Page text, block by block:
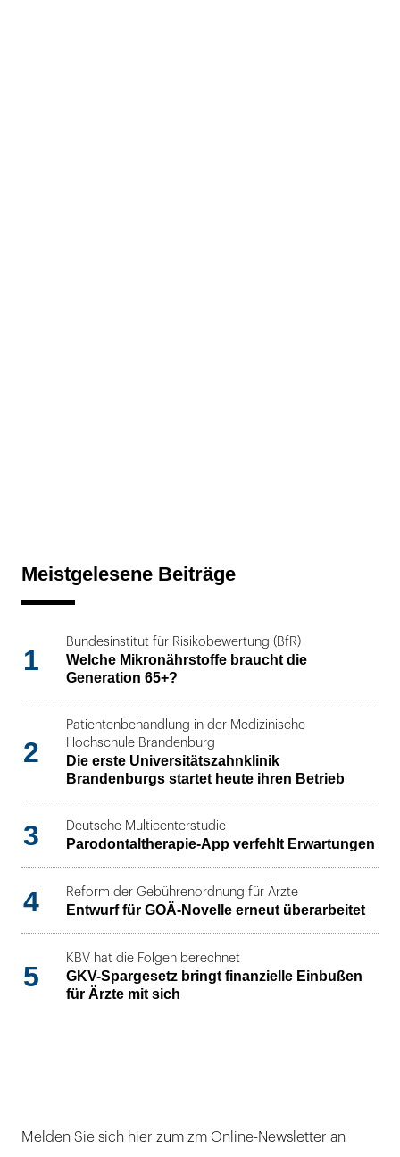
Meistgelesene Beiträge
1
Bundesinstitut für Risikobewertung (BfR)
Welche Mikronährstoffe braucht die
Generation 65+?
2
Patientenbehandlung in der Medizinische
Hochschule Brandenburg
Die erste Universitätszahnklinik
Brandenburgs startet heute ihren Betrieb
3 Deutsche Multicenterstudie
Parodontaltherapie-App verfehlt Erwartungen
4 Reform der Gebührenordnung für Ärzte
Entwurf für GOÄ-Novelle erneut überarbeitet
5
KBV hat die Folgen berechnet
GKV-Spargesetz bringt finanzielle Einbußen
für Ärzte mit sich
Melden Sie sich hier zum zm Online-Newsletter an